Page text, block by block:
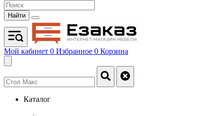
Найти
Мой кабинет 0 Избранное 0 Корзина
Каталог